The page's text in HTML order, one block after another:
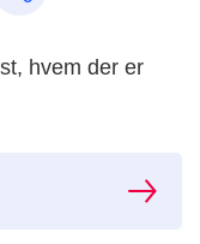
hvem der er